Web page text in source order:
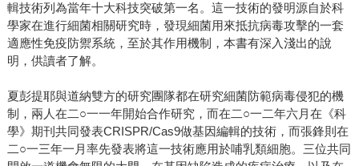
輯技術列為當年十大科技突破第一名。這一技術的發明源自於科
學家在進行細菌相關研究時，發現細菌用來抵抗病毒攻擊的一套
適應性免疫防禦系統，至於其作用機制，本書有深入淺出的說
明，供讀者了解。
夏彭提耶與道納雙方的研究團隊都在研究細菌防範病毒侵犯的機
制，兩人在二○一一年開始合作研究，而在二○一二年六月在《科
學》期刊共同發表CRISPR/Cas9做基因編輯的技術，而張鋒則在
二○一三年一月率先發表將這一技術應用於哺乳類細胞。三位共同